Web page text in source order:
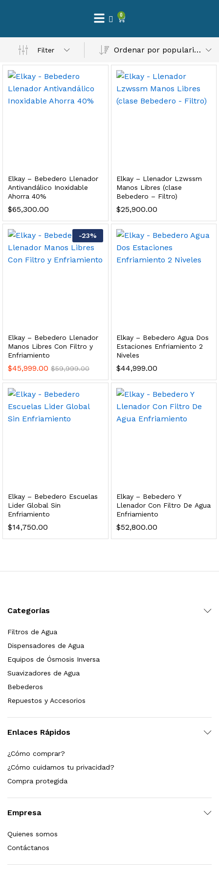
0
Filter Ordenar por popularidad
Elkay – Bebedero Llenador
Antivandálico Inoxidable
Ahorra 40%
$65,300.00
Elkay – Llenador Lzwssm
Manos Libres (clase
Bebedero – Filtro)
$25,900.00
-23%
Elkay – Bebedero Llenador
Manos Libres Con Filtro y
Enfriamiento
$45,999.00 $59,999.00
Elkay – Bebedero Agua Dos
Estaciones Enfriamiento 2
Niveles
$44,999.00
Elkay – Bebedero Escuelas
Lider Global Sin
Enfriamiento
$14,750.00
Elkay – Bebedero Y
Llenador Con Filtro De Agua
Enfriamiento
$52,800.00
Categorías
Filtros de Agua
Dispensadores de Agua
Equipos de Ósmosis Inversa
Suavizadores de Agua
Bebederos
Repuestos y Accesorios
Enlaces Rápidos
¿Cómo comprar?
¿Cómo cuidamos tu privacidad?
Compra protegida
Empresa
Quienes somos
Contáctanos
– Máxima Calidad En Filtración
3,900.00
al carrito
al carrito
Esterilizador UV 25 Watts 4 Pines
999.00
2,899.00
de Agua | Repuesto (con Polifosfatos)
SS304 Natural Cepillado | Agua Purificada
699.00
L/h, con filtración Welltek WT-WFS600-3S
Leer más
Leer más
Leer más